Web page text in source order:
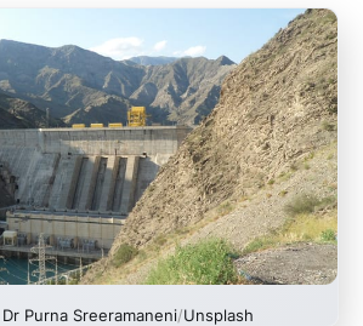
Dr Purna Sreeramaneni/Unsplash